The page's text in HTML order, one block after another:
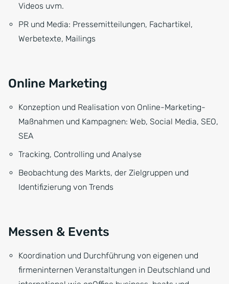
Videos uvm.
PR und Media: Pressemitteilungen, Fachartikel,
Werbetexte, Mailings
Online Marketing
Konzeption und Realisation von Online-Marketing-
Maßnahmen und Kampagnen: Web, Social Media, SEO,
SEA
Tracking, Controlling und Analyse
Beobachtung des Markts, der Zielgruppen und
Identifizierung von Trends
Messen & Events
Koordination und Durchführung von eigenen und
firmeninternen Veranstaltungen in Deutschland und